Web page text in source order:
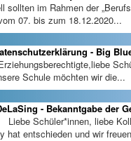
sollten im Rahmen der
07. bis zum 18.12.2020...
- Big
Schule möchten wir die...
- Bekanntgabe der
Schüler*innen, liebe
hat entschieden und wir